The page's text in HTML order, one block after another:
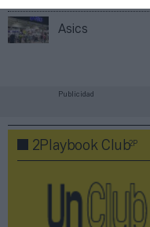
Asics
Publicidad
2Playbook Club2P